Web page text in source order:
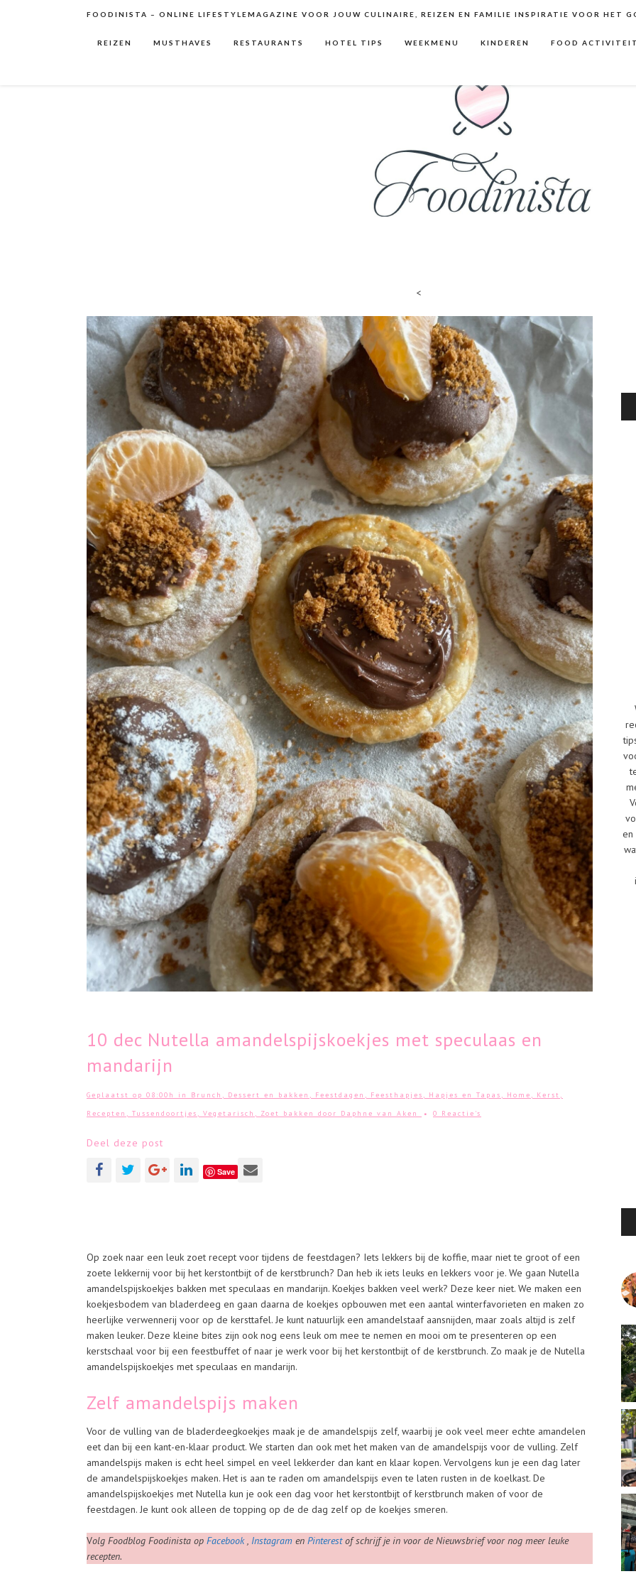
FOODINISTA – ONLINE LIFESTYLEMAGAZINE VOOR JOUW CULINAIRE, REIZEN EN FAMILIE INSPIRATIE VOOR HET
REIZEN MUSTHAVES RESTAURANTS HOTEL TIPS WEEKMENU KINDEREN FOOD
<
10 dec Nutella amandelspijskoekjes met speculaas en
mandarijn
Geplaatst op 08:00h in Brunch , Dessert en bakken , Feestdagen , Feesthapjes , Hapjes en Tapas , Home , Kerst ,
Recepten , Tussendoortjes , Vegetarisch , Zoet bakken door Daphne van Aken 0 Reactie's
Deel deze post
Save
Op zoek naar een leuk zoet recept voor tijdens de feestdagen? Iets lekkers bij de koffie, maar niet te groot of een
zoete lekkernij voor bij het kerstontbijt of de kerstbrunch? Dan heb ik iets leuks en lekkers voor je. We gaan Nutella
amandelspijskoekjes bakken met speculaas en mandarijn. Koekjes bakken veel werk? Deze keer niet. We maken een
koekjesbodem van bladerdeeg en gaan daarna de koekjes opbouwen met een aantal winterfavorieten en maken zo
heerlijke verwennerij voor op de kersttafel. Je kunt natuurlijk een amandelstaaf aansnijden, maar zoals altijd is zelf
maken leuker. Deze kleine bites zijn ook nog eens leuk om mee te nemen en mooi om te presenteren op een
kerstschaal voor bij een feestbuffet of naar je werk voor bij het kerstontbijt of de kerstbrunch. Zo maak je de Nutella
amandelspijskoekjes met speculaas en mandarijn.
Zelf amandelspijs maken
Voor de vulling van de bladerdeegkoekjes maak je de amandelspijs zelf, waarbij je ook veel meer echte amandelen
eet dan bij een kant-en-klaar product. We starten dan ook met het maken van de amandelspijs voor de vulling. Zelf
amandelspijs maken is echt heel simpel en veel lekkerder dan kant en klaar kopen. Vervolgens kun je een dag later
de amandelspijskoekjes maken. Het is aan te raden om amandelspijs even te laten rusten in de koelkast. De
amandelspijskoekjes met Nutella kun je ook een dag voor het kerstontbijt of kerstbrunch maken of voor de
feestdagen. Je kunt ook alleen de topping op de de dag zelf op de koekjes smeren.
Volg Foodblog Foodinista op Facebook, Instagram en Pinterestof schrijf je in voor de Nieuwsbrief voor nog meer leuke
recepten.
en